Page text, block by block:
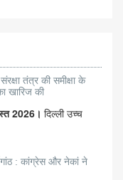
तंत्र की समीक्षा के
खारिज की
2026। दिल्ली उच्च
: कांग्रेस और नेकां ने